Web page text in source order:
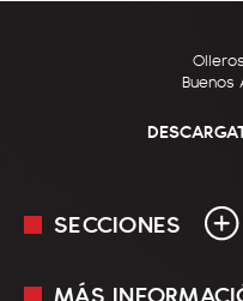
Buenos
SECCIONES
MÁS